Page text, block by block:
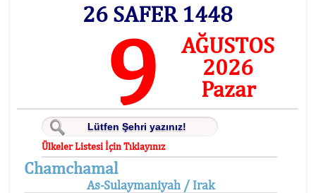
26 SAFER 1448
9
AĞUSTOS
2026
Pazar
Ülkeler Listesi İçin Tıklayınız
Chamchamal
As-Sulaymaniyah / Irak